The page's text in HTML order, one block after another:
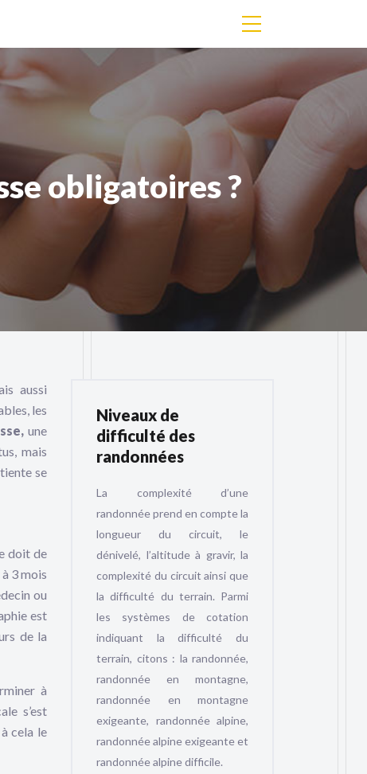
obligatoires ?
aussi
les
une
mais
se
doit de
3 mois
ou
est
de la
à
s’est
cela le
Niveaux de
difficulté des
randonnées
La complexité d’une
randonnée prend en compte la
longueur du circuit, le
dénivelé, l’altitude à gravir, la
complexité du circuit ainsi que
la difficulté du terrain. Parmi
les systèmes de cotation
indiquant la difficulté du
terrain, citons : la randonnée,
randonnée en montagne,
randonnée en montagne
exigeante, randonnée alpine,
randonnée alpine exigeante et
randonnée alpine difficile.